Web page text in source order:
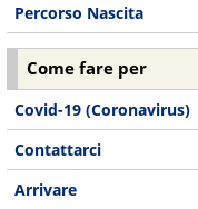
Percorso Nascita
Come fare per
Covid-19 (Coronavirus)
Contattarci
Arrivare